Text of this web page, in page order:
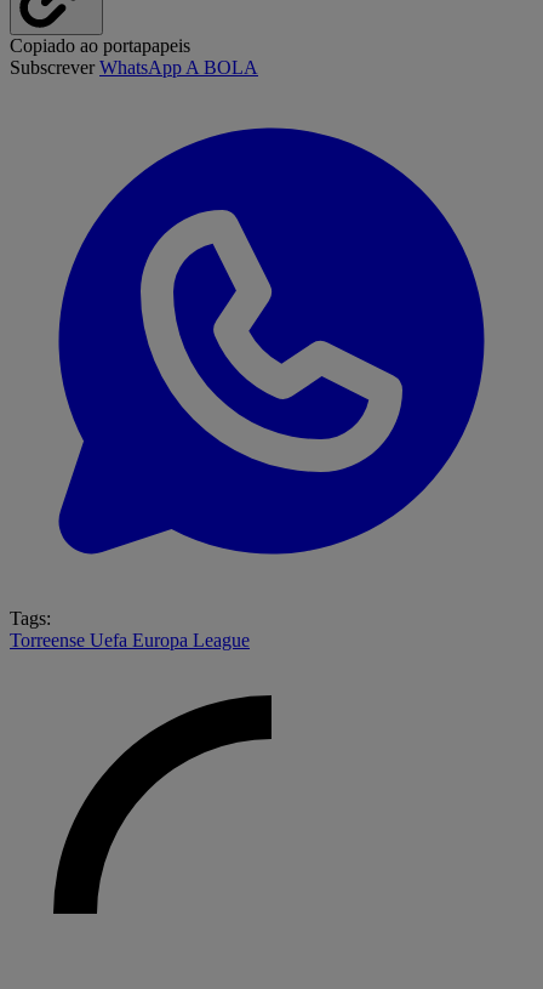
Copiado ao portapapeis
SubscreverWhatsApp A BOLA
Tags:
Torreense Uefa Europa League